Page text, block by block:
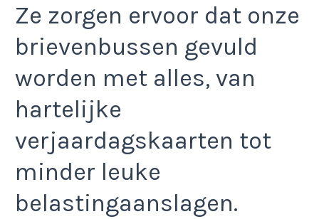
Ze zorgen ervoor dat onze
brievenbussen gevuld
worden met alles, van
hartelijke
verjaardagskaarten tot
minder leuke
belastingaanslagen.